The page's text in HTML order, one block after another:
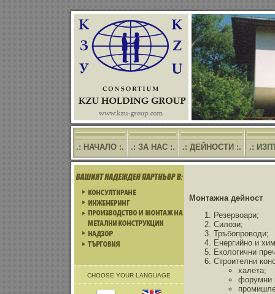
.: НАЧАЛО :. .: ЗА НАС :. .: ДЕЙНОСТИ :. .:
CHOOSE YOUR LANGUAGE
Монтажна дейност
Резервоари;
Силози;
Тръбопроводи;
Енергийно и
Екологични
Строителни
халета;
форумни